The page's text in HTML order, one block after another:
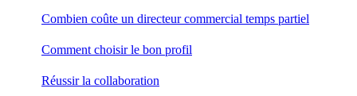
Combien coûte un directeur commercial temps partiel
Comment choisir le bon profil
Réussir la collaboration